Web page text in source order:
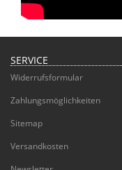
SERVICE
Widerrufsformular
Zahlungsmöglichkeiten
Sitemap
Versandkosten